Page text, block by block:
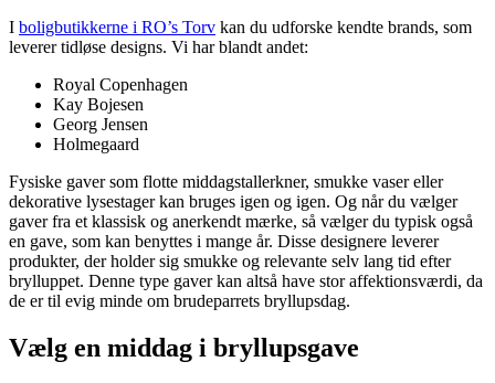
I boligbutikkerne i RO’s Torv kan du udforske kendte brands, som
leverer tidløse designs. Vi har blandt andet:
Royal Copenhagen
Kay Bojesen
Georg Jensen
Holmegaard
Fysiske gaver som flotte middagstallerkner, smukke vaser eller
dekorative lysestager kan bruges igen og igen. Og når du vælger
gaver fra et klassisk og anerkendt mærke, så vælger du typisk også
en gave, som kan benyttes i mange år. Disse designere leverer
produkter, der holder sig smukke og relevante selv lang tid efter
brylluppet. Denne type gaver kan altså have stor affektionsværdi, da
de er til evig minde om brudeparrets bryllupsdag.
Vælg en middag i bryllupsgave